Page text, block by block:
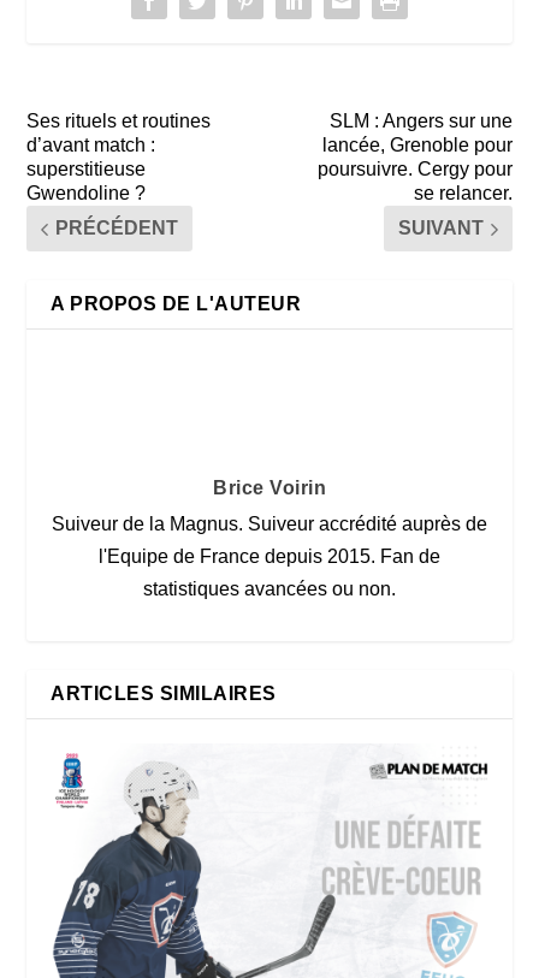
Ses rituels et routines
d’avant match :
superstitieuse
Gwendoline ?
PRÉCÉDENT
SLM : Angers sur une
lancée, Grenoble pour
poursuivre. Cergy pour
se relancer.
SUIVANT
A PROPOS DE L'AUTEUR
Brice Voirin
Suiveur de la Magnus. Suiveur accrédité auprès de
l'Equipe de France depuis 2015. Fan de
statistiques avancées ou non.
ARTICLES SIMILAIRES